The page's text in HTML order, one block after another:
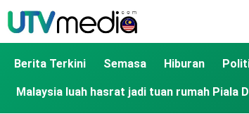
Berita Terkini Semasa Hiburan
Malaysia luah hasrat jadi tuan rumah Piala